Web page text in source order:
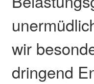
wir
dringend